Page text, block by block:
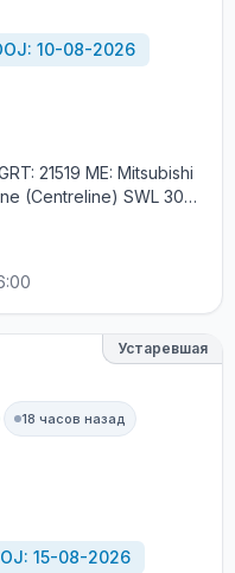
10-08-2026
21519 ME: Mitsubishi
(Centreline) SWL 30
NATIONALITY
Устаревшая
18 часов назад
15-08-2026